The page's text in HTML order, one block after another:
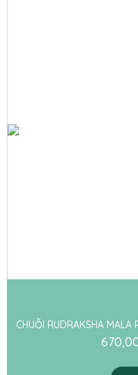
CHUỖI RUDRAKSHA